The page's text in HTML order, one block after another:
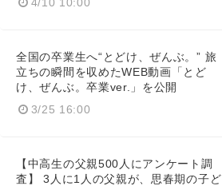
全国の卒業生へ“とどけ、ぜんぶ。” 旅
立ちの瞬間を収めたWEB動画「とど
け、ぜんぶ。卒業ver.」を公開
3/25 16:00
【中高生の父親500人にアンケート調
査】 3人に1人の父親が、思春期の子ど